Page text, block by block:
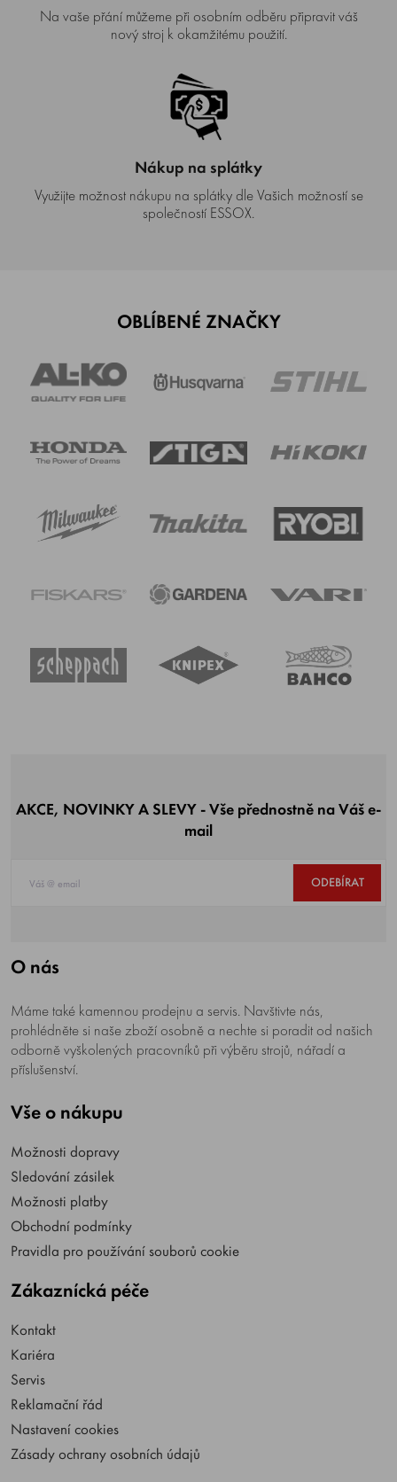
Na vaše přání můžeme při osobním odběru připravit váš
nový stroj k okamžitému použití.
Nákup na splátky
Využijte možnost nákupu na splátky dle Vašich možností se
společností ESSOX.
OBLÍBENÉ ZNAČKY
AKCE, NOVINKY A SLEVY - Vše přednostně na Váš e-
mail
ODEBÍRAT
O nás
Máme také kamennou prodejnu a servis. Navštivte nás,
prohlédněte si naše zboží osobně a nechte si poradit od našich
odborně vyškolených pracovníků při výběru strojů, nářadí a
příslušenství.
Vše o nákupu
Možnosti dopravy
Sledování zásilek
Možnosti platby
Obchodní podmínky
Pravidla pro používání souborů cookie
Zákaznícká péče
Kontakt
Kariéra
Servis
Reklamační řád
Nastavení cookies
Zásady ochrany osobních údajů